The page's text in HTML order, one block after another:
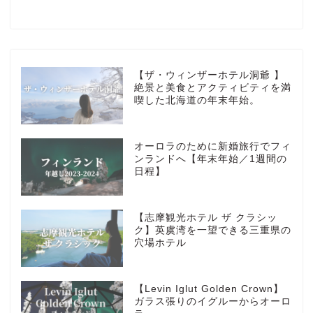
【ザ・ウィンザーホテル洞爺 】
絶景と美食とアクティビティを満
喫した北海道の年末年始。
オーロラのために新婚旅行でフィ
ンランドへ【年末年始／1週間の
日程】
【志摩観光ホテル ザ クラシッ
ク】英虞湾を一望できる三重県の
穴場ホテル
【Levin Iglut Golden Crown】
ガラス張りのイグルーからオーロ
HOTEL
MarriottBonvoy
TRAVEL
Contact